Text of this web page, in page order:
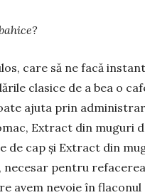
care să ne facă
clasice de a bea o
ajuta prin
Extract din muguri
de cap și Extract din
necesar pentru
avem nevoie în flaconul